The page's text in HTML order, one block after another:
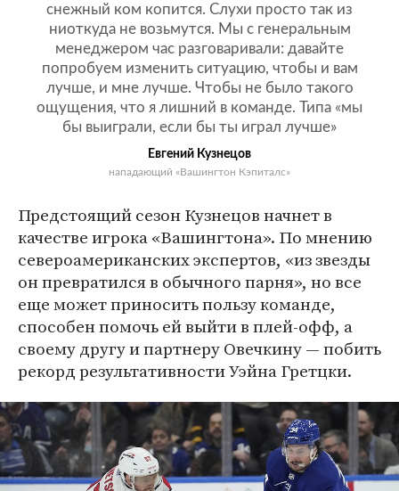
снежный ком копится. Слухи просто так из
ниоткуда не возьмутся. Мы с генеральным
менеджером час разговаривали: давайте
попробуем изменить ситуацию, чтобы и вам
лучше, и мне лучше. Чтобы не было такого
ощущения, что я лишний в команде. Типа «мы
бы выиграли, если бы ты играл лучше»
Евгений Кузнецов
нападающий «Вашингтон Кэпиталс»
Предстоящий сезон Кузнецов начнет в
качестве игрока «Вашингтона». По мнению
североамериканских экспертов, «из звезды
он превратился в обычного парня», но все
еще может приносить пользу команде,
способен помочь ей выйти в плей-офф, а
своему другу и партнеру Овечкину — побить
рекорд результативности Уэйна Гретцки.